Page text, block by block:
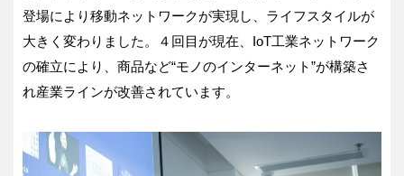
登場により移動ネットワークが実現し、ライフスタイルが
大きく変わりました。４回目が現在、IoT工業ネットワーク
の確立により、商品など“モノのインターネット”が構築さ
れ産業ラインが改善されています。